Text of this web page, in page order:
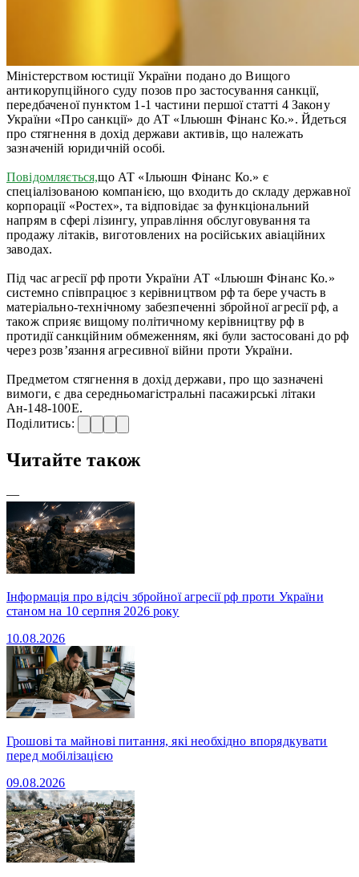
Міністерством юстиції України подано до Вищого
антикорупційного суду позов про застосування санкції,
передбаченої пунктом 1-1 частини першої статті 4 Закону
України «Про санкції» до АТ «Ільюшн Фінанс Ко.». Йдеться
про стягнення в дохід держави активів, що належать
зазначеній юридичній особі.
Повідомляється,що АТ «Ільюшн Фінанс Ко.» є
спеціалізованою компанією, що входить до складу державної
корпорації «Ростех», та відповідає за функціональний
напрям в сфері лізингу, управління обслуговування та
продажу літаків, виготовлених на російських авіаційних
заводах.
Під час агресії рф проти України АТ «Ільюшн Фінанс Ко.»
системно співпрацює з керівництвом рф та бере участь в
матеріально-технічному забезпеченні збройної агресії рф, а
також сприяє вищому політичному керівництву рф в
протидії санкційним обмеженням, які були застоcовані до рф
через розв’язання агресивної війни проти України.
Предметом стягнення в дохід держави, про що зазначені
вимоги, є два середньомагістральні пасажирські літаки
Ан-148-100Е.
Поділитись:
Читайте також
—
Інформація про відсіч збройної агресії рф проти України
станом на 10 серпня 2026 року
10.08.2026
Грошові та майнові питання, які необхідно впорядкувати
перед мобілізацією
09.08.2026